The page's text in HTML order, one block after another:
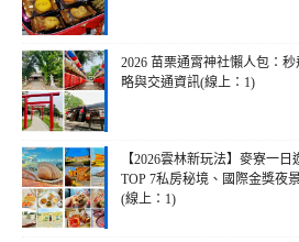
2026 苗栗通霄神社懶人包：
略與交通資訊(線上：1)
【2026雲林新玩法】麥寮一
TOP 7私房秘境、國際金獎夜
(線上：1)